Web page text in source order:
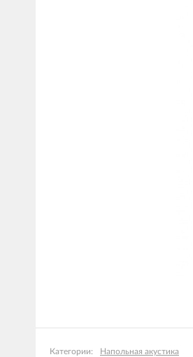
Категории: Напольная акустика